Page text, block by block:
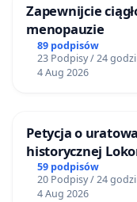
Zapewnijcie
menopauzie
89 podpisów
23 Podpisy / 24
4 Aug 2026
Petycja o
historycznej
59 podpisów
20 Podpisy / 24
4 Aug 2026